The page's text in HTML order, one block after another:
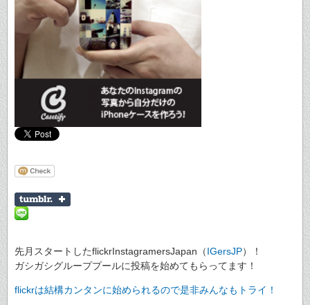
先月スタートしたflickrInstagramersJapan（IGersJP）！
ガシガシグループプールに投稿を始めてもらってます！
flickrは結構カンタンに始められるので是非みんなもトライ！